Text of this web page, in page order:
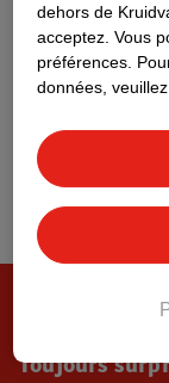
Toujours
dehors de
acceptez. Vous
préférences.
données,